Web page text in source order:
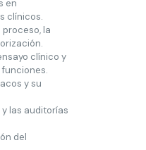
en
clínicos.
la
clínico y
y su
las auditorías
del